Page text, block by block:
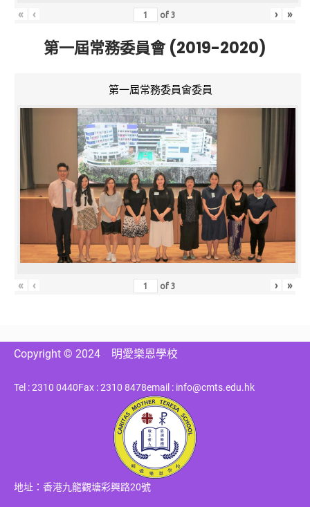
« ‹ of3 › »
第一屆常務委員會 (2019-2020)
第一屆常務委員會委員
« ‹ of3 › »
Copyright © 2024 明愛樂恩學校
Tel : 2310 0440Fax : 2310 8478email : info@cmts.edu.hk
地址：香港九龍觀塘彩興路20號